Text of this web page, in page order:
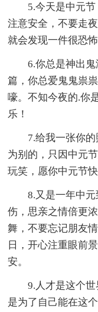
5.今天是中元节
注意安全，不要走
就会发现一件很恐
6.你总是神出鬼
篇，你总爱鬼鬼祟
嚎。不知今夜的.你
乐！
7.给我一张你的
为别的，只因中元
玩笑，愿你中元节
8.又是一年中元
伤，思亲之情倍更
舞，不要忘记朋友
日，开心注重眼前
安。
9.人才是这个世
是为了自己能在这